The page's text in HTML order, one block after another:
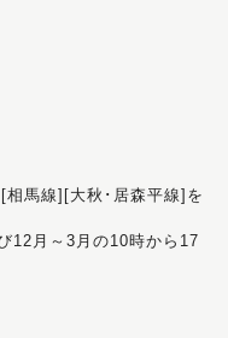
馬線][大秋･居森平線]を
12月～3月の10時から17